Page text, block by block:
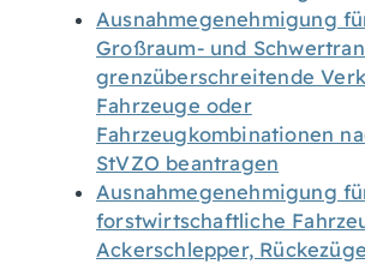
Ausnahmegenehmigung
Großraum- und
grenzüberschreitende
Fahrzeuge oder
Fahrzeugkombinationen
StVZO beantragen
Ausnahmegenehmigung
forstwirtschaftliche
Ackerschlepper,